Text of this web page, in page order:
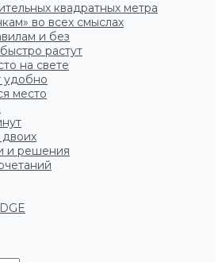
квадратных метра
во всех смыслах
и без
растут
на свете
удобно
место
и решения